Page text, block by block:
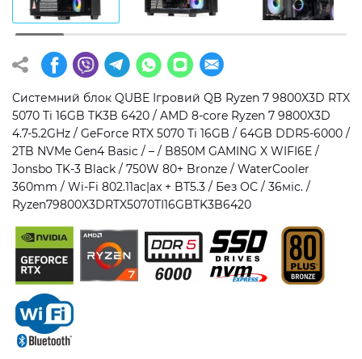
Операційна система
Windows 11 Home
Windows 11 Pro
Без ОС
Тип накопичувача
SSD
HDD
SSD + HDD
Додатково
RGB-підсвічування
Надшвидкий M.2 SSD NVME
Системний блок QUBE Ігровий QB Ryzen 7 9800X3D RTX
5070 Ti 16GB TK3B 6420 / AMD 8-core Ryzen 7 9800X3D
4.7-5.2GHz / GeForce RTX 5070 Ti 16GB / 64GB DDR5-6000 /
2TB NVMe Gen4 Basic / – / B850M GAMING X WIFI6E /
Jonsbo TK-3 Black / 750W 80+ Bronze / WaterCooler
360mm / Wi-Fi 802.11ac|ax + BT5.3 / Без ОС / 36міс. /
Ryzen79800X3DRTX5070TI16GBTK3B6420